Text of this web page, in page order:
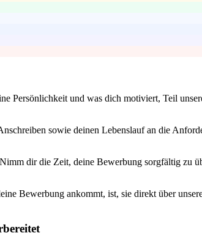
und was dich motiviert, Teil
sowie deinen Lebenslauf an die
dir die Zeit, deine Bewerbung sorgfältig zu
Bewerbung ankommt, ist, sie direkt über